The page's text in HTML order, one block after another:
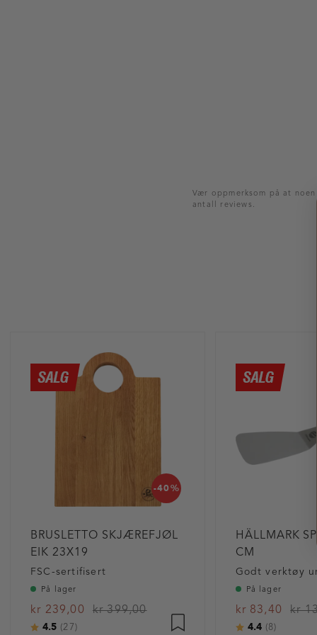
Vær oppmerksom på at
antall reviews.
-40%
BRUSLETTO SKJÆREFJØL
EIK 23X19
FSC-sertifisert
På lager
kr 239,00 kr 399,00
Karakter:
4.5 (27)
HÄLLMARK
CM
På lager
kr 83,40 kr
Karakter:
4.4(8)